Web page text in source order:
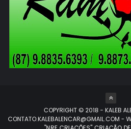
COPYRIGHT © 2018 - KALEB
CONTATO.KALEBALENCAR@GMAIL.COM